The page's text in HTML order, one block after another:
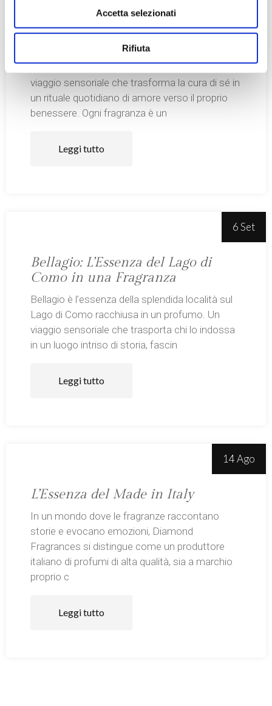
Accetta selezionati
Rifiuta
Rituena: Un Viaggio Sensoriale tra
Eleganza e Benessere
La linea Rituena di Diamond è un vero e proprio
viaggio sensoriale che trasforma la cura di sé in
un rituale quotidiano di amore verso il proprio
benessere. Ogni fragranza è un
Leggi tutto
6 Set
Bellagio: L’Essenza del Lago di
Como in una Fragranza
Bellagio è l’essenza della splendida località sul
Lago di Como racchiusa in un profumo. Un
viaggio sensoriale che trasporta chi lo indossa
in un luogo intriso di storia, fascin
Leggi tutto
14 Ago
L’Essenza del Made in Italy
In un mondo dove le fragranze raccontano
storie e evocano emozioni, Diamond
Fragrances si distingue come un produttore
italiano di profumi di alta qualità, sia a marchio
proprio c
Leggi tutto